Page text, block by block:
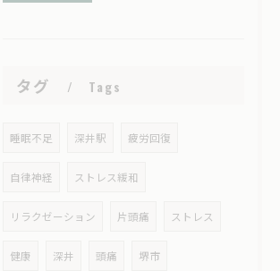
タグ Tags
睡眠不足 深井駅 疲労回復
自律神経 ストレス緩和
リラクゼーション 片頭痛 ストレス
健康 深井 頭痛 堺市